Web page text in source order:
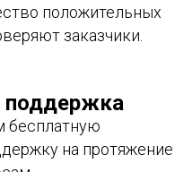
положительных
заказчики.
поддержка
бесплатную
на протяжение